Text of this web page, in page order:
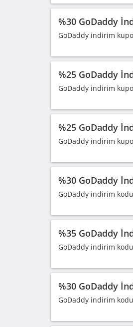
%30 GoDaddy
GoDaddy indirim
%25 GoDaddy
GoDaddy indirim
%25 GoDaddy
GoDaddy indirim
%30 GoDaddy
GoDaddy indirim
%35 GoDaddy
GoDaddy indirim
%30 GoDaddy
GoDaddy indirim